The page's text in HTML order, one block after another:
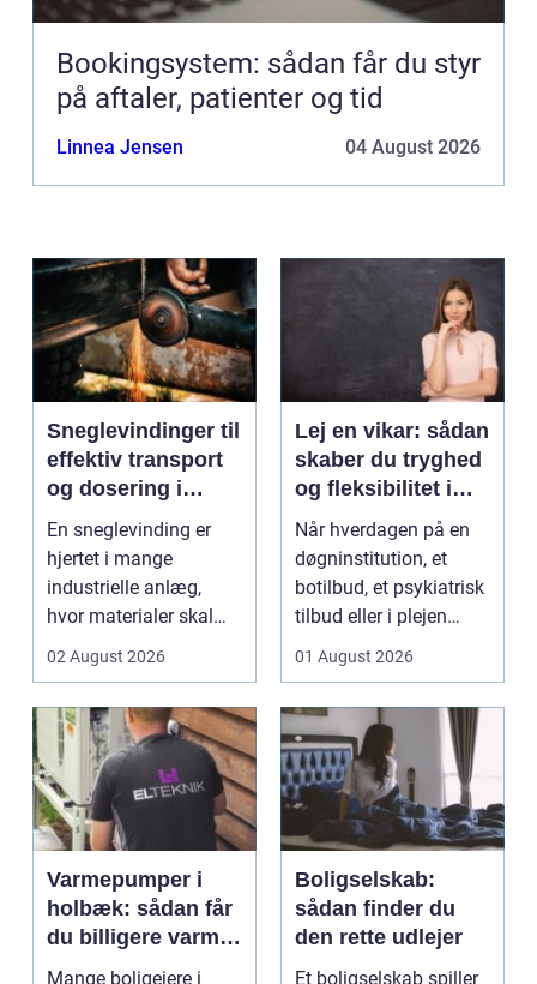
Bookingsystem: sådan får du styr
på aftaler, patienter og tid
Linnea Jensen 04 August 2026
Sneglevindinger til
effektiv transport
og dosering i
industrien
En sneglevinding er
hjertet i mange
industrielle anlæg,
hvor materialer skal
flyttes, doseres eller ...
02 August 2026
Lej en vikar: sådan
skaber du tryghed
og fleksibilitet i
hverdagen
Når hverdagen på en
døgninstitution, et
botilbud, et psykiatrisk
tilbud eller i plejen
pludselig ænd...
01 August 2026
Varmepumper i
holbæk: sådan får
du billigere varme
og bedre
Mange boligejere i
Boligselskab:
sådan finder du
den rette udlejer
Et boligselskab spiller